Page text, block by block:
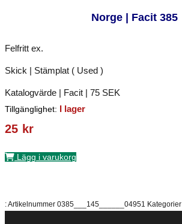
Norge | Facit 385
Felfritt ex.
Skick | Stämplat ( Used )
Katalogvärde | Facit | 75 SEK
Tillgänglighet: I lager
25 kr
Lägg i varukorg
:Artikelnummer 0385___145______04951 Kategorier